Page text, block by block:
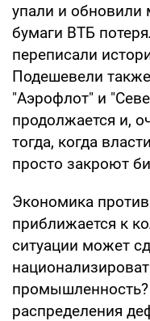
упали и обновили
бумаги ВТБ
переписали
Подешевели
"Аэрофлот" и
продолжается и,
тогда, когда
просто закроют
Экономика
приближается к
ситуации может
промышленность?
распределения